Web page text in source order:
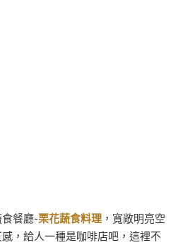
餐廳-栗花蔬食料理 ，寬敞明亮空
，給人一種是咖啡店吧，這裡不